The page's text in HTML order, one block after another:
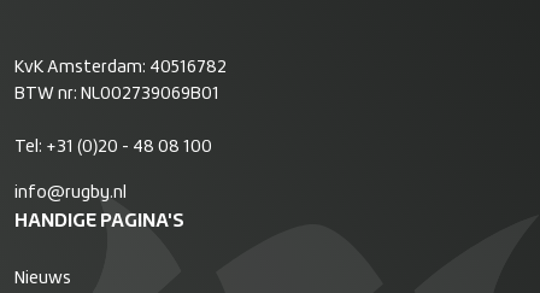
KvK Amsterdam: 40516782
BTW nr: NL002739069B01
Tel: +31 (0)20 - 48 08 100
info@rugby.nl
HANDIGE PAGINA'S
Nieuws